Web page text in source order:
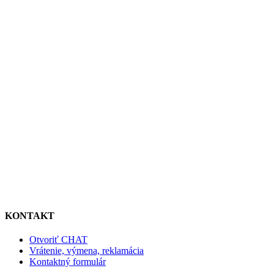
KONTAKT
Otvoriť CHAT
Vrátenie, výmena, reklamácia
Kontaktný formulár